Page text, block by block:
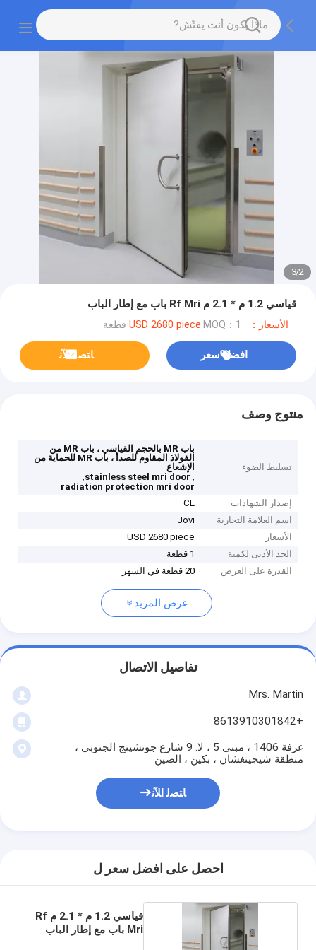
2
/
3
قياسي 1.2 م * 2.1 م Rf Mri باب مع إطار الباب
الأسعار：USD 2680 piece MOQ：1 قطعة
افضل سعر ﺎﺘﺼﻟ ﺍﻶﻧ
منتوج وصف
تسليط الضوء
باب MR بالحجم القياسي ، باب MR من
الفولاذ المقاوم للصدأ ، باب MR للحماية من
الإشعاع
,
stainless steel mri door
,
radiation protection mri door
إصدار الشهادات
CE
اسم العلامة التجارية
Jovi
الأسعار
USD 2680 piece
الحد الأدنى لكمية
1 قطعة
القدرة على العرض
20 قطعة في الشهر
عرض المزيد
تفاصيل الاتصال
Mrs. Martin
+8613910301842
غرفة 1406 ، مبنى 5 ، لا. 9 شارع جوتشينج الجنوبي ،
منطقة شيجينغشان ، بكين ، الصين
ﺎﺘﺼﻟ ﺍﻶﻧ
احصل على افضل سعر ل
قياسي 1.2 م * 2.1 م Rf
Mri باب مع إطار الباب